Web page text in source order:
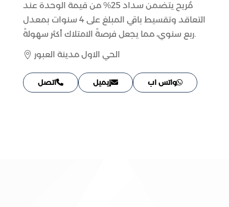
مُريح يتضمن سداد 25% من قيمة الوحدة عند
التعاقد وتقسيط باقي المبلغ على 4 سنوات بمعدل
ربع سنوي، مما يجعل فرصةً الامتلاك أكثر سهولةً.
 الحي الاول مدينة العبور
اتصل إيميل واتس اب